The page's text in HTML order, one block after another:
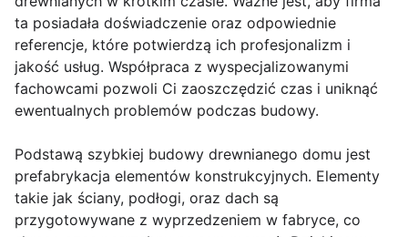
ta posiadała doświadczenie oraz odpowiednie
referencje, które potwierdzą ich profesjonalizm i
jakość usług. Współpraca z wyspecjalizowanymi
fachowcami pozwoli Ci zaoszczędzić czas i uniknąć
ewentualnych problemów podczas budowy.
Podstawą szybkiej budowy drewnianego domu jest
prefabrykacja elementów konstrukcyjnych. Elementy
takie jak ściany, podłogi, oraz dach są
przygotowywane z wyprzedzeniem w fabryce, co